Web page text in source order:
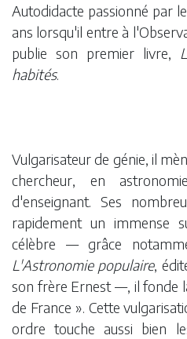
Autodidacte passionné par
ans lorsqu'il entre à
publie son premier livre,
habités.
Vulgarisateur de génie, il
chercheur, en
d'enseignant. Ses
rapidement un immense
célèbre — grâce
L'Astronomie populaire,
son frère Ernest —, il fonde
de France ». Cette
ordre touche aussi bien